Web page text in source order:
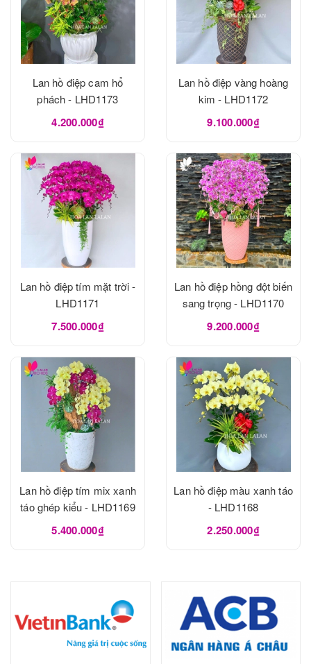
Lan hồ điệp cam hổ
phách - LHD1173
4.200.000₫
Lan hồ điệp vàng hoàng
kim - LHD1172
9.100.000₫
Lan hồ điệp tím mặt trời -
LHD1171
7.500.000₫
Lan hồ điệp hồng đột biến
sang trọng - LHD1170
9.200.000₫
Lan hồ điệp tím mix xanh
táo ghép kiểu - LHD1169
5.400.000₫
Lan hồ điệp màu xanh táo
- LHD1168
2.250.000₫